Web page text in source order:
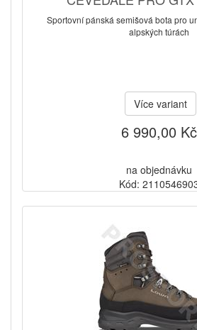
Sportovní pánská semišová bota pro
alpských túrách
Více variant
6 990,00 Kč
na objednávku
Kód: